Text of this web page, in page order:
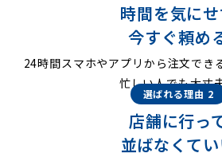
時間を気に
今すぐ頼め
24時間スマホやアプリから注文でき
忙しい人でも大丈夫
選ばれる理由 2
店舗に行っ
並ばなくて